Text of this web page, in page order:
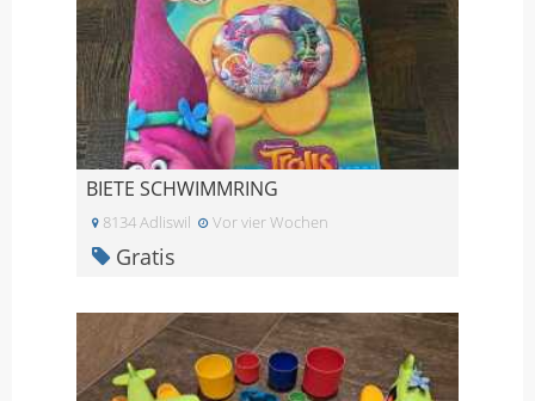
BIETE SCHWIMMRING
8134 Adliswil Vor vier Wochen
Gratis